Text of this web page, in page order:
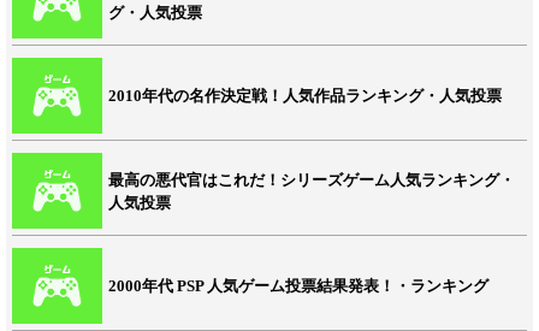
グ・人気投票
2010年代の名作決定戦！人気作品ランキング・人気投票
最高の悪代官はこれだ！シリーズゲーム人気ランキング・
人気投票
2000年代 PSP 人気ゲーム投票結果発表！・ランキング